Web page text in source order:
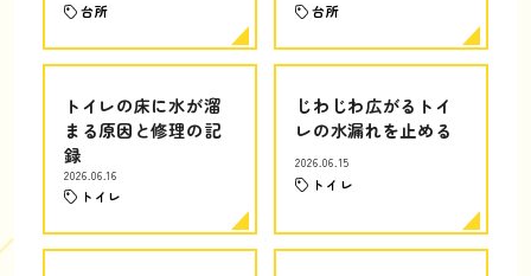
台所 台所
トイレの床に水が溜
まる原因と修理の記
録
2026.06.16
トイレ
じわじわ広がるトイ
レの水漏れを止める
2026.06.15
トイレ